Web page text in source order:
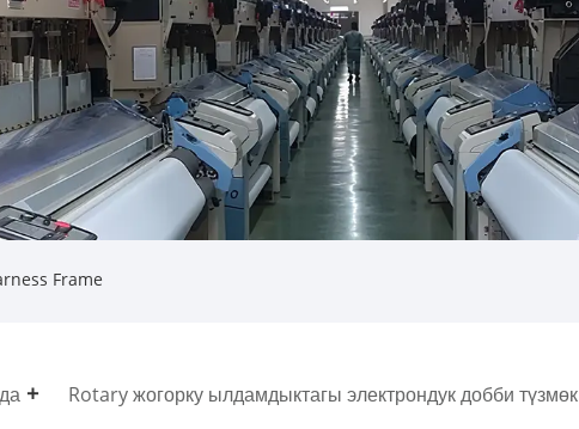
Frame
Rotary жогорку ылдамдыктагы электрондук добби түзмөк